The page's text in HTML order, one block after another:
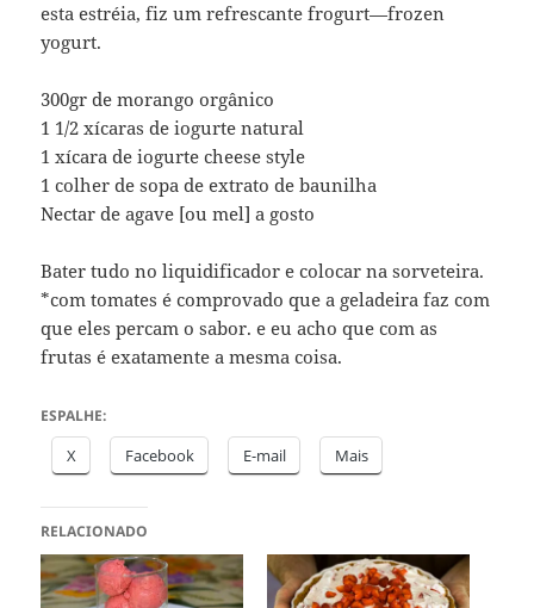
esta estréia, fiz um refrescante frogurt—frozen
yogurt.
300gr de morango orgânico
1 1/2 xícaras de iogurte natural
1 xícara de iogurte cheese style
1 colher de sopa de extrato de baunilha
Nectar de agave [ou mel] a gosto
Bater tudo no liquidificador e colocar na sorveteira.
*com tomates é comprovado que a geladeira faz com
que eles percam o sabor. e eu acho que com as
frutas é exatamente a mesma coisa.
ESPALHE:
X Facebook E-mail Mais
RELACIONADO